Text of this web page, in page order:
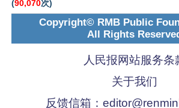
(90,070次)
Copyright© RMB Public
All Rights
人民报网站服务条
关于我们
反馈信箱：